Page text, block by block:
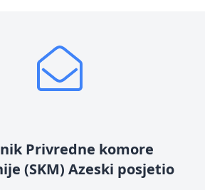
Privredne komore
(SKM) Azeski posjetio